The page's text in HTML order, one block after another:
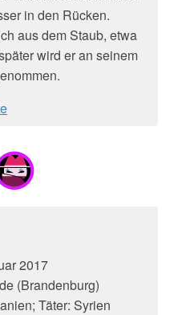
in den Rücken.
aus dem Staub, etwa
wird er an seinem
2017
(Brandenburg)
Täter: Syrien